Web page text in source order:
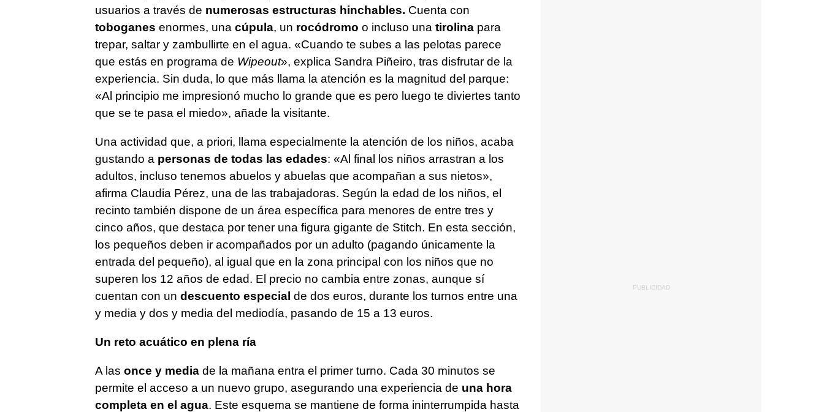
usuarios a través de numerosas estructuras hinchables. Cuenta con
toboganes enormes, una cúpula, un rocódromo o incluso una tirolinapara
trepar, saltar y zambullirte en el agua. «Cuando te subes a las pelotas parece
que estás en programa de Wipeout», explica Sandra Piñeiro, tras disfrutar de la
experiencia. Sin duda, lo que más llama la atención es la magnitud del parque:
«Al principio me impresionó mucho lo grande que es pero luego te diviertes tanto
que se te pasa el miedo», añade la visitante.
Una actividad que, a priori, llama especialmente la atención de los niños, acaba
gustando a personas de todas las edades: «Al final los niños arrastran a los
adultos, incluso tenemos abuelos y abuelas que acompañan a sus nietos»,
afirma Claudia Pérez, una de las trabajadoras. Según la edad de los niños, el
recinto también dispone de un área específica para menores de entre tres y
cinco años, que destaca por tener una figura gigante de Stitch. En esta sección,
los pequeños deben ir acompañados por un adulto (pagando únicamente la
entrada del pequeño), al igual que en la zona principal con los niños que no
superen los 12 años de edad. El precio no cambia entre zonas, aunque sí
cuentan con un descuento especial de dos euros, durante los turnos entre una
y media y dos y media del mediodía, pasando de 15 a 13 euros.
Un reto acuático en plena ría
A las once y mediade la mañana entra el primer turno. Cada 30 minutos se
permite el acceso a un nuevo grupo, asegurando una experiencia de una hora
completa en el agua. Este esquema se mantiene de forma ininterrumpida hasta